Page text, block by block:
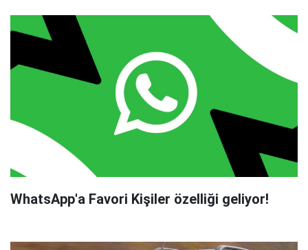
WhatsApp'a Favori Kişiler özelliği geliyor!